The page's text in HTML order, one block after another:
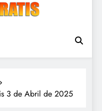
3 de Abril de 2025